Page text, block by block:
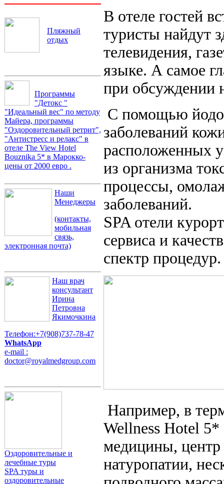
Пляжный
отдых
Программы
"Детокс "
"Идеальный вес" по методу
Майера, программы
"Оздоровительный ретрит",
"Антистресс и релакс" в
отеле The View Hotel
Bouznika 5* в Марокко-
цены от 2000 евро .
Наши
Менеджеры
(контакты,
мобильная
связь,
электронная почта)
Наш врач
консультант
Ирина
Петровна
Якимочкина
Телефон:+7(908)737-78-47
WhatsApp
e-mail :
doctor@royalmedgroup.com
Оздоровительные и
лечебные туры
SPA туры и
оздоровительные
В отеле гостей
туристы найдут
телевидения,
языке. А самое
при обсуждении
С помощью
заболеваний
расположенных
из организма
процессы,
заболеваний.
SPA отели
сервиса и
спектр процедур.
Например, в
Wellness Hotel 5*
медицины, центр
натуропатии,